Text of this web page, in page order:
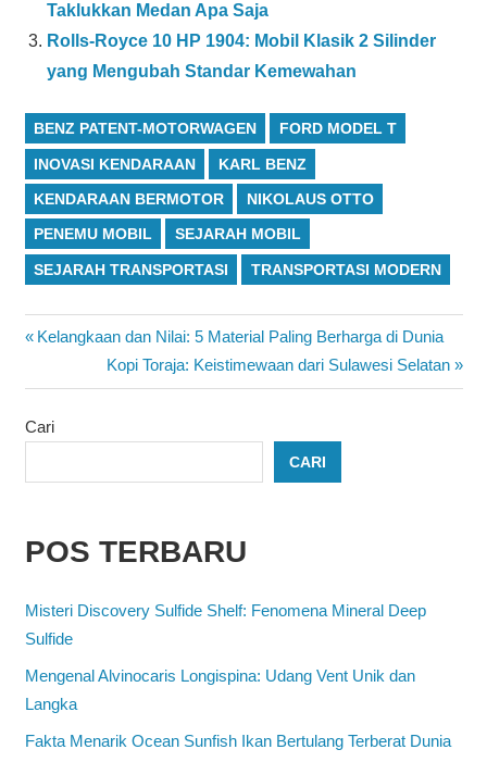
Taklukkan Medan Apa Saja
Rolls-Royce 10 HP 1904: Mobil Klasik 2 Silinder
yang Mengubah Standar Kemewahan
BENZ PATENT-MOTORWAGEN FORD MODEL T
INOVASI KENDARAAN KARL BENZ
KENDARAAN BERMOTOR NIKOLAUS OTTO
PENEMU MOBIL SEJARAH MOBIL
SEJARAH TRANSPORTASI TRANSPORTASI MODERN
Navigasi
pos
Previous
Kelangkaan dan Nilai: 5 Material Paling Berharga di Dunia
Next
Post:
Kopi Toraja: Keistimewaan dari Sulawesi Selatan
Cari
CARI
POS TERBARU
Misteri Discovery Sulfide Shelf: Fenomena Mineral Deep
Sulfide
Mengenal Alvinocaris Longispina: Udang Vent Unik dan
Langka
Fakta Menarik Ocean Sunfish Ikan Bertulang Terberat Dunia